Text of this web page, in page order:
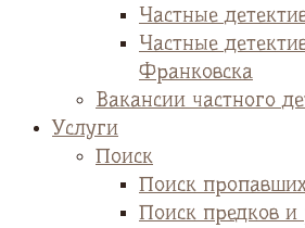
Частные
Частные
Франковска
Вакансии частного
Услуги
Поиск
Поиск
Поиск предков и